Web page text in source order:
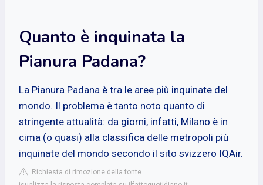
Quanto è inquinata la
Pianura Padana?
La Pianura Padana è tra le aree più inquinate del
mondo. Il problema è tanto noto quanto di
stringente attualità: da giorni, infatti, Milano è in
cima (o quasi) alla classifica delle metropoli più
inquinate del mondo secondo il sito svizzero IQAir.
Richiesta di rimozione della fonte